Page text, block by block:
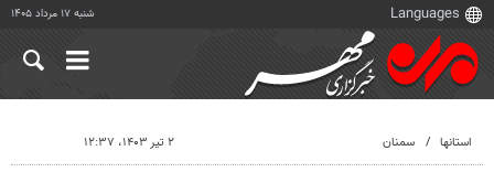
شنبه ۱۷ مرداد ۱۴۰۵
استانها سمنان ۲ تیر ۱۴۰۳، ۱۲:۳۷